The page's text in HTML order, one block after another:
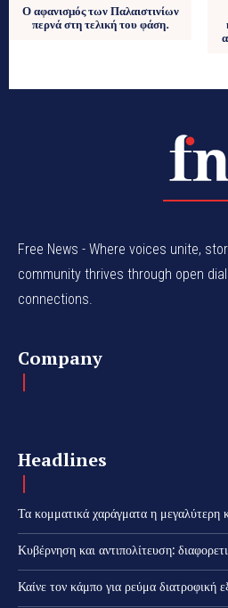
Ο αφανισμός των Παλαιστινίων
περνά στη τελική του φάση.
Free News - Where voices unite,
community thrives through open
connections.
Company
Headlines
Τα κομματικά χαράγματα η μεγαλύτερη
Κυβέρνηση και αντιπολίτευση:
Καίνε τον κάμπο για ρεύμα διατροφική